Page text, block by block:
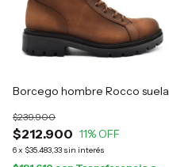
Borcego hombre Rocco suela
$212.900
$239.900
11% OFF
6x $35.483,33 sin interés